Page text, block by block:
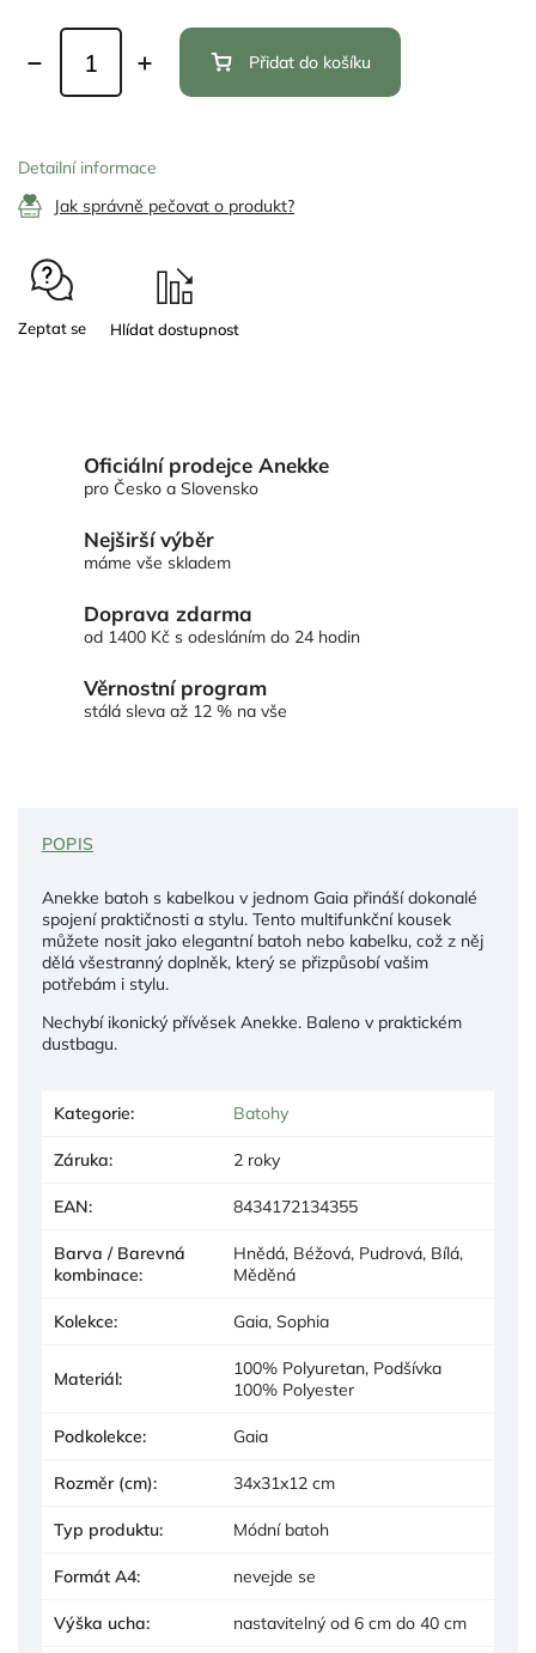
Přidat do košíku
Detailní informace
Jak správně pečovat o produkt?
Zeptat se
Oficiální prodejce Anekke
pro Česko a Slovensko
Nejširší výběr
máme vše skladem
Doprava zdarma
od 1400 Kč s odesláním do 24 hodin
Věrnostní program
stálá sleva až 12 % na vše
POPIS
Anekke batoh s kabelkou v jednom Gaia přináší dokonalé
spojení praktičnosti a stylu. Tento multifunkční kousek
můžete nosit jako elegantní batoh nebo kabelku, což z něj
dělá všestranný doplněk, který se přizpůsobí vašim
potřebám i stylu.
Nechybí ikonický přívěsek Anekke. Baleno v praktickém
dustbagu.
Kategorie: Batohy
Záruka: 2 roky
EAN: 8434172134355
Barva / Barevná
kombinace:
Hnědá, Béžová, Pudrová, Bílá,
Měděná
Kolekce: Gaia, Sophia
Materiál:
100% Polyuretan, Podšívka
100% Polyester
Podkolekce: Gaia
Rozměr (cm): 34x31x12 cm
Typ produktu: Módní batoh
Formát A4: nevejde se
Výška ucha: nastavitelný od 6 cm do 40 cm